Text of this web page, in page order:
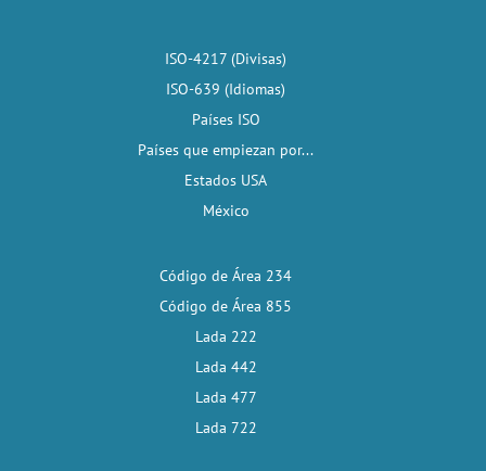
ISO-4217 (Divisas)
ISO-639 (Idiomas)
Países ISO
Países que empiezan por...
Estados USA
México
Código de Área 234
Código de Área 855
Lada 222
Lada 442
Lada 477
Lada 722